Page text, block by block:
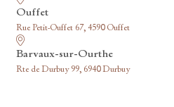
Ouffet
Rue Petit-Ouffet 67, 4590 Ouffet
Barvaux-sur-Ourthe
Rte de Durbuy 99, 6940 Durbuy